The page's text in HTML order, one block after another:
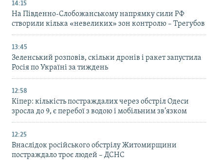
14:15
На Південно-Слобожанському напрямку сили РФ
створили кілька «невеликих» зон контролю – Трегубов
13:45
Зеленський розповів, скільки дронів і ракет запустила
Росія по Україні за тиждень
12:58
Кіпер: кількість постраждалих через обстріл Одеси
зросла до 9, є перебої з водою і мобільним зв’язком
12:25
Внаслідок російського обстрілу Житомирщини
постраждало троє людей – ДСНС